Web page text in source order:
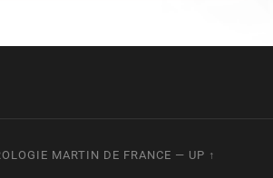
MARTIN DE FRANCE — UP ↑